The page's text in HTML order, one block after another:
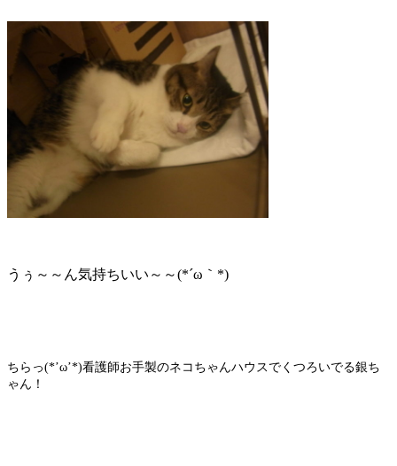
うぅ～～ん気持ちいい～～(*´ω｀*)
ちらっ(*’ω’*)看護師お手製のネコちゃんハウスでくつろいでる銀ち
ゃん！